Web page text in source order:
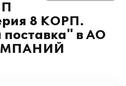
8 КОРП.
поставка" в АО